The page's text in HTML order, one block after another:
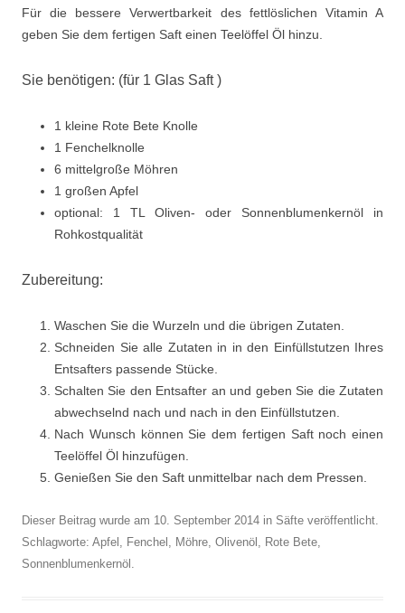
Für die bessere Verwertbarkeit des fettlöslichen Vitamin A
geben Sie dem fertigen Saft einen Teelöffel Öl hinzu.
Sie benötigen: (für 1 Glas Saft )
1 kleine Rote Bete Knolle
1 Fenchelknolle
6 mittelgroße Möhren
1 großen Apfel
optional: 1 TL Oliven- oder Sonnenblumenkernöl in
Rohkostqualität
Zubereitung:
Waschen Sie die Wurzeln und die übrigen Zutaten.
Schneiden Sie alle Zutaten in in den Einfüllstutzen Ihres
Entsafters passende Stücke.
Schalten Sie den Entsafter an und geben Sie die Zutaten
abwechselnd nach und nach in den Einfüllstutzen.
Nach Wunsch können Sie dem fertigen Saft noch einen
Teelöffel Öl hinzufügen.
Genießen Sie den Saft unmittelbar nach dem Pressen.
Dieser Beitrag wurde am 10. September 2014 in Säfte veröffentlicht.
Schlagworte: Apfel , Fenchel , Möhre, Olivenöl , Rote Bete,
Sonnenblumenkernöl .